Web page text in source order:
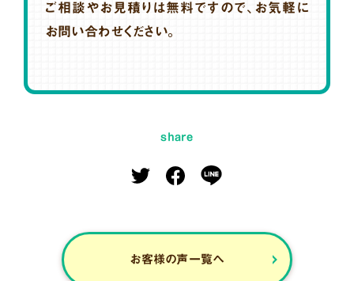
ご相談やお見積りは無料ですので、お気軽に
お問い合わせください。
share
お客様の声一覧へ